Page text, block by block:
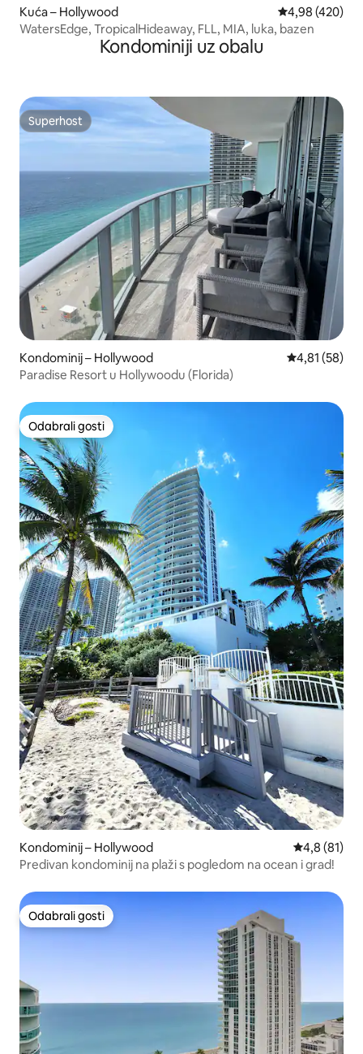
Kuća – Hollywood Prosječna
4,98 (420)
WatersEdge, TropicalHideaway, FLL, MIA, luka, bazen
Kondominiji uz obalu
Superhost
Superhost
Kondominij – Hollywood Prosječna
4,81 (58)
Paradise Resort u Hollywoodu (Florida)
Odabrali gosti
Odabrali gosti
Kondominij – Hollywood Prosječna
4,8 (81)
Predivan kondominij na plaži s pogledom na ocean i grad!
Odabrali gosti
Odabrali gosti